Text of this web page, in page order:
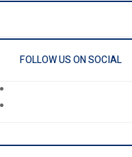
FOLLOW US ON SOCIAL